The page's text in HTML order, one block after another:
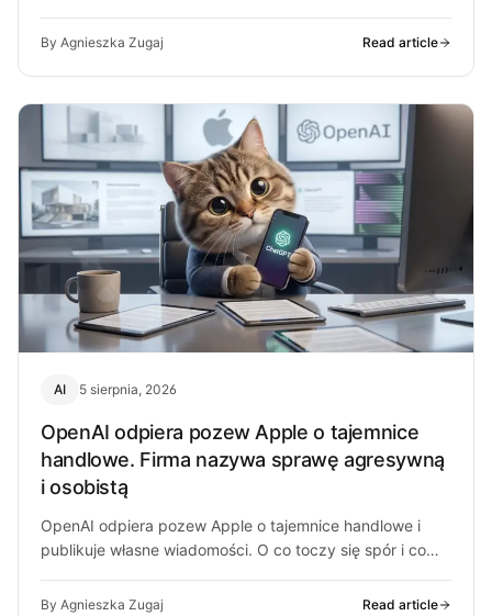
By Agnieszka Zugaj Read article
AI 5 sierpnia, 2026
OpenAI odpiera pozew Apple o tajemnice
handlowe. Firma nazywa sprawę agresywną
i osobistą
OpenAI odpiera pozew Apple o tajemnice handlowe i
publikuje własne wiadomości. O co toczy się spór i co
By Agnieszka Zugaj Read article